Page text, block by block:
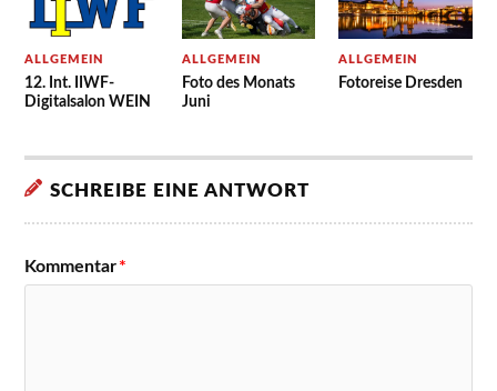
ALLGEMEIN
12. Int. IIWF-
Digitalsalon WEIN
ALLGEMEIN
Foto des Monats
Juni
ALLGEMEIN
Fotoreise Dresden
SCHREIBE EINE ANTWORT
Kommentar*